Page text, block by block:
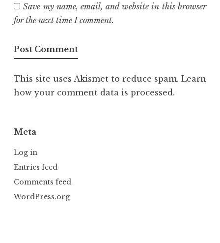
Save my name, email, and website in this browser
for the next time I comment.
This site uses Akismet to reduce spam. Learn
how your comment data is processed.
Meta
Log in
Entries feed
Comments feed
WordPress.org